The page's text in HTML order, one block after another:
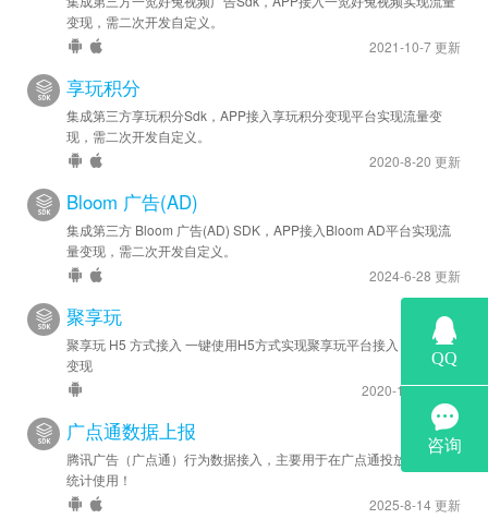
变现，需二次开发自定义。
2021-10-7 更新
享玩积分
集成第三方享玩积分Sdk，APP接入享玩积分变现平台实现流量变
现，需二次开发自定义。
2020-8-20 更新
Bloom 广告(AD)
集成第三方 Bloom 广告(AD) SDK，APP接入Bloom AD平台实现流
量变现，需二次开发自定义。
2024-6-28 更新
聚享玩
聚享玩 H5 方式接入 一键使用H5方式实现聚享玩平台接入 实现流量
变现
2020-12-14 更新
广点通数据上报
腾讯广告（广点通）行为数据接入，主要用于在广点通投放广告效果
统计使用！
2025-8-14 更新